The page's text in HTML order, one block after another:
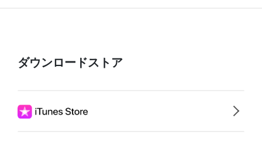
ダウンロードストア